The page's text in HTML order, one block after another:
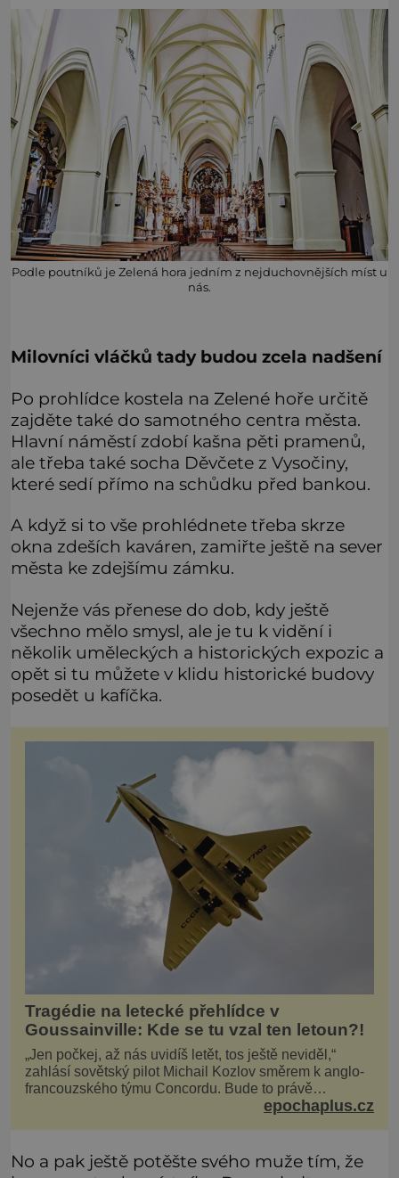
Podle poutníků je Zelená hora jedním z nejduchovnějších míst u
nás.
Milovníci vláčků tady budou zcela nadšení
Po prohlídce kostela na Zelené hoře určitě
zajděte také do samotného centra města.
Hlavní náměstí zdobí kašna pěti pramenů,
ale třeba také socha Děvčete z Vysočiny,
které sedí přímo na schůdku před bankou.
A když si to vše prohlédnete třeba skrze
okna zdeších kaváren, zamiřte ještě na sever
města ke zdejšímu zámku.
Nejenže vás přenese do dob, kdy ještě
všechno mělo smysl, ale je tu k vidění i
několik uměleckých a historických expozic a
opět si tu můžete v klidu historické budovy
posedět u kafíčka.
Tragédie na letecké přehlídce v
Goussainville: Kde se tu vzal ten letoun?!
„Jen počkej, až nás uvidíš letět, tos ještě neviděl,“
zahlásí sovětský pilot Michail Kozlov směrem k anglo-
francouzského týmu Concordu. Bude to právě
konkurenční boj, co bude stát za smrtí celé 6členné
epochaplus.cz
No a pak ještě potěšte svého muže tím, že